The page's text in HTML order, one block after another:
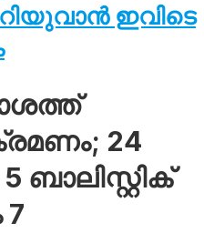
ഇവിടെ
24
ബാലിസ്റ്റിക്